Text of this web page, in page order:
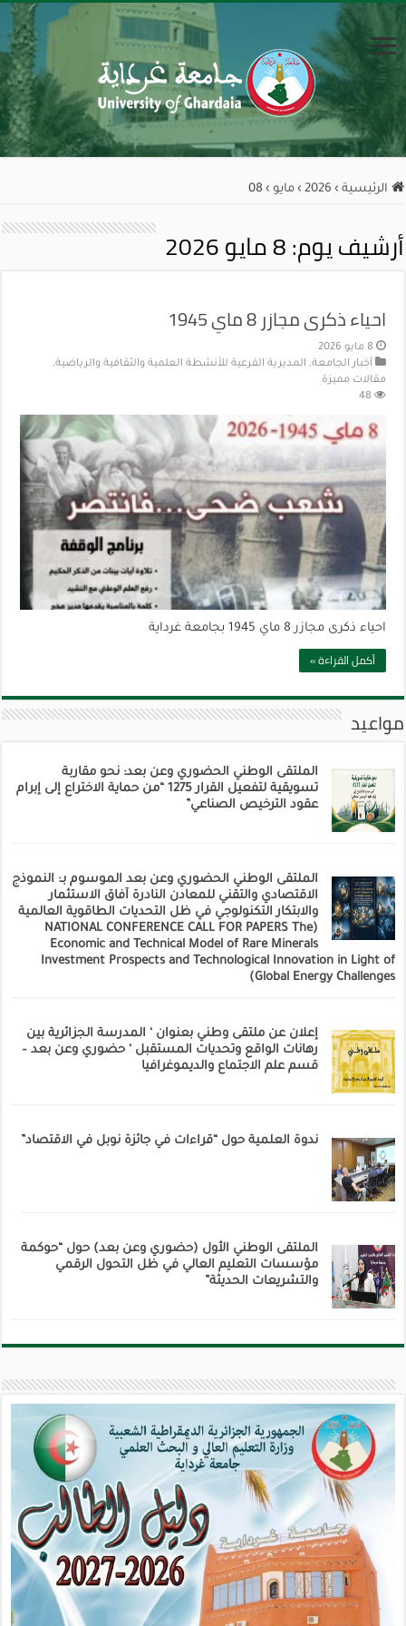
الرئيسية ›
2026
› مايو ›
08
أرشيف يوم:8 مايو 2026
احياء ذكرى مجازر 8 ماي 1945
8 مايو 2026
أخبار الجامعة, المديرية الفرعية للأنشطة العلمية والثقافية والرياضية,
مقالات مميزة
48
احياء ذكرى مجازر 8 ماي 1945 بجامعة غرداية
أكمل القراءة »
مواعيد
الملتقى الوطني الحضوري وعن بعد: نحو مقاربة
تسويقية لتفعيل القرار 1275 “من حماية الاختراع إلى إبرام
عقود الترخيص الصناعي”
الملتقى الوطني الحضوري وعن بعد الموسوم بـ: النموذج
الاقتصادي والتقني للمعادن النادرة آفاق الاستثمار
والابتكار التكنولوجي في ظل التحديات الطاقوية العالمية
(NATIONAL CONFERENCE CALL FOR PAPERS The
Economic and Technical Model of Rare Minerals
Investment Prospects and Technological Innovation in Light of
Global Energy Challenges)
إعلان عن ملتقى وطني بعنوان ‘ المدرسة الجزائرية بين
رهانات الواقع وتحديات المستقبل ‘ حضوري وعن بعد –
قسم علم الاجتماع والديموغرافيا
ندوة العلمية حول “قراءات في جائزة نوبل في الاقتصاد”
الملتقى الوطني الأول (حضوري وعن بعد) حول “حوكمة
مؤسسات التعليم العالي في ظل التحول الرقمي
والتشريعات الحديثة”